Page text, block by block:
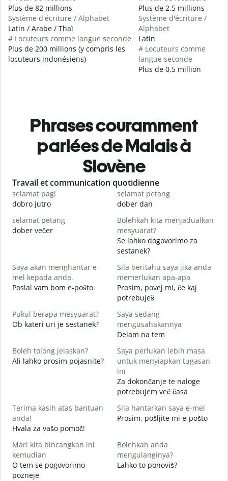
Plus de 82 millions
Système d'écriture / Alphabet
Latin / Arabe / Thaï
# Locuteurs comme langue seconde
Plus de 200 millions (y compris les
locuteurs indonésiens)
Plus de 2,5 millions
Système d'écriture /
Alphabet
Latin
# Locuteurs comme
langue seconde
Plus de 0,5 million
Phrases couramment
parlées de Malais à
Slovène
Slide 1 of 6
Travail et communication quotidienne
selamat pagi
dobro jutro
selamat petang
dober dan
selamat petang
dober večer
Bolehkah kita menjadualkan
mesyuarat?
Se lahko dogovorimo za
sestanek?
Saya akan menghantar e-
mel kepada anda.
Poslal vam bom e-pošto.
Sila beritahu saya jika anda
memerlukan apa-apa
Prosim, povej mi, če kaj
potrebuješ
Pukul berapa mesyuarat?
Ob kateri uri je sestanek?
Saya sedang
mengusahakannya
Delam na tem
Boleh tolong jelaskan?
Ali lahko prosim pojasnite?
Saya perlukan lebih masa
untuk menyiapkan tugasan
ini
Za dokončanje te naloge
potrebujem več časa
Terima kasih atas bantuan
anda!
Hvala za vašo pomoč!
Sila hantarkan saya e-mel
Prosim, pošljite mi e-pošto
Mari kita bincangkan ini
kemudian
O tem se pogovorimo
pozneje
Bolehkah anda
mengulanginya?
Lahko to ponoviš?